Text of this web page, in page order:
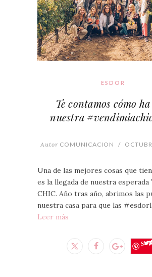
ESDOR
Te contamos cómo
nuestra
Autor COMUNICACION /
Una de las mejores cosas que
es la llegada de nuestra esperada
CHIC. Año tras año, abrimos las
nuestra casa para que las
Leer más